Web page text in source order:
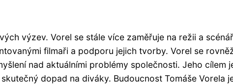
výzev. Vorel se stále více zaměřuje na režii a
filmaři a podporu jejich tvorby. Vorel se
nad aktuálními problémy společnosti. Jeho cílem
dopad na diváky. Budoucnost Tomáše Vorela